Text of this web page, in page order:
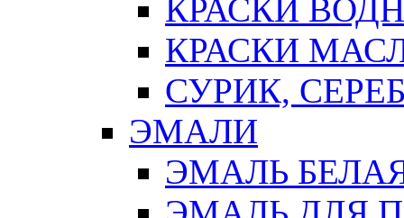
КРАСКИ
КРАСКИ
СУРИК,
ЭМАЛИ
ЭМАЛЬ